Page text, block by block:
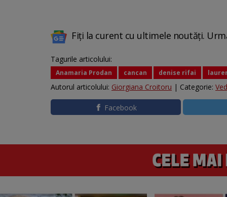
Fiți la curent cu ultimele noutăți.
Tagurile articolului:
Anamaria Prodan cancan denise rifai
Autorul articolului: Giorgiana Croitoru | Categorie:
Facebook